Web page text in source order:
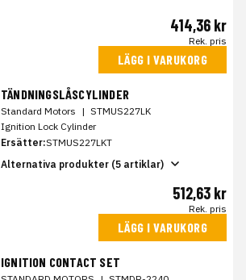
414,36 kr
Rek. pris
LÄGG I VARUKORG
TÄNDNINGSLÅSCYLINDER
Standard Motors | STMUS227LK
Ignition Lock Cylinder
Ersätter:STMUS227LKT
Alternativa produkter (5 artiklar)
512,63 kr
Rek. pris
LÄGG I VARUKORG
IGNITION CONTACT SET